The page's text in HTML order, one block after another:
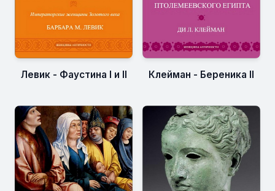
Левик - Фаустина I и II Клейман - Береника II